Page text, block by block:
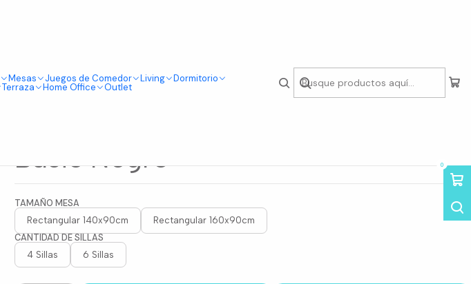
Mesas Juegos de Comedor Living Dormitorio
Terraza Home Office Outlet
0
|
Set Comedor Mesa Industrial
Basic Negro
TAMAÑO MESA
Rectangular 140x90cm Rectangular 160x90cm
CANTIDAD DE SILLAS
4 Sillas 6 Sillas